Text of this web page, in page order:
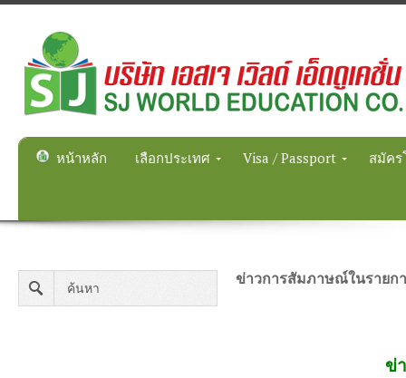
หน้าหลัก เลือกประเทศ Visa / Passport สมัคร
ข่าวการสัมภาษณ์ในรายก
ข่